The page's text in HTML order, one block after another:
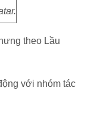
theo Lầu
với nhóm tác